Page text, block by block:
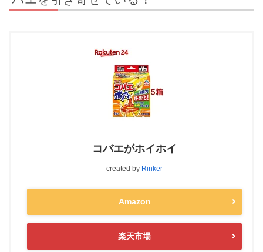
コバエがホイホイ
created by Rinker
Amazon
楽天市場